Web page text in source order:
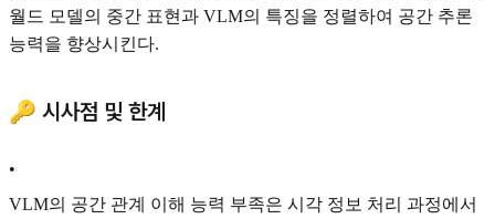
월드 모델의 중간 표현과 VLM의 특징을 정렬하여 공간 추론
능력을 향상시킨다.
🔑 시사점 및 한계
•
VLM의 공간 관계 이해 능력 부족은 시각 정보 처리 과정에서